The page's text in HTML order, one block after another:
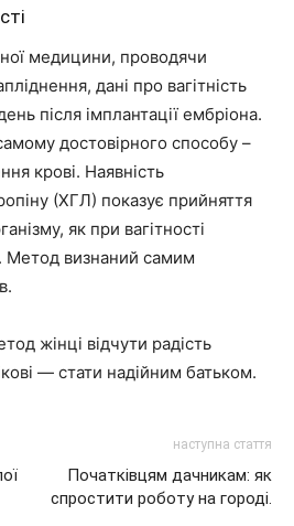
медицини, проводячи
дані про вагітність
після імплантації ембріона.
достовірного способу –
крові. Наявність
(ХГЛ) показує прийняття
як при вагітності
визнаний самим
жінці відчути радість
— стати надійним батьком.
наступна стаття
Початківцям дачникам: як
спростити роботу на городі.